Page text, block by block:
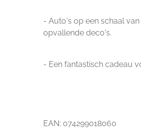
- Auto's op een schaal
opvallende deco's.
- Een fantastisch cadeau
EAN: 074299018060